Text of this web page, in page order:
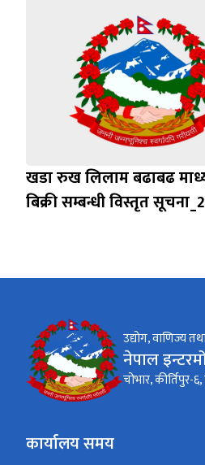
खडा रुख लिलाम बढाबढ
बिक्री सम्बन्धी विस्तृत
उद्योग, वाणिज्य
नेपाल
चोभार, कीर्तिपुर-
कार्यालय समय